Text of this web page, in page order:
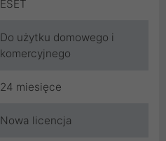
ESET
Do użytku domowego i
komercyjnego
24 miesięce
Nowa licencja